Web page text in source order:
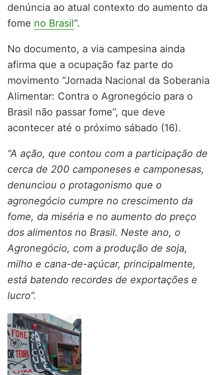
denúncia ao atual contexto do aumento da
fome no Brasil“.
No documento, a via campesina ainda
afirma que a ocupação faz parte do
movimento “Jornada Nacional da Soberania
Alimentar: Contra o Agronegócio para o
Brasil não passar fome”, que deve
acontecer até o próximo sábado (16).
“A ação, que contou com a participação de
cerca de 200 camponeses e camponesas,
denunciou o protagonismo que o
agronegócio cumpre no crescimento da
fome, da miséria e no aumento do preço
dos alimentos no Brasil. Neste ano, o
Agronegócio, com a produção de soja,
milho e cana-de-açúcar, principalmente,
está batendo recordes de exportações e
lucro”.